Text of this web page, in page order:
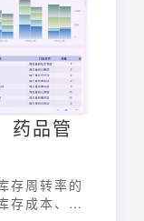
药品管
存周转率的
存成本、保